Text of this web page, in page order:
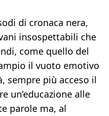
di cronaca nera,
insospettabili che
come quello del
il vuoto emotivo
sempre più acceso il
un’educazione alle
parole ma, al